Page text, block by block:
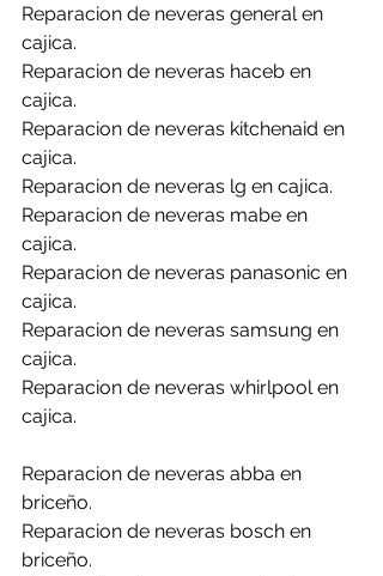
Reparacion de neveras general en
cajica.
Reparacion de neveras haceb en
cajica.
Reparacion de neveras kitchenaid en
cajica.
Reparacion de neveras lg en cajica.
Reparacion de neveras mabe en
cajica.
Reparacion de neveras panasonic en
cajica.
Reparacion de neveras samsung en
cajica.
Reparacion de neveras whirlpool en
cajica.
Reparacion de neveras abba en
briceño.
Reparacion de neveras bosch en
briceño.